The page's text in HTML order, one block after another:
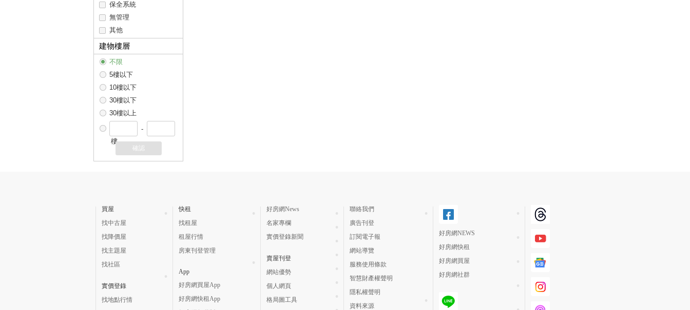
保全系統
無管理
其他
建物樓層
不限
5樓以下
10樓以下
30樓以下
30樓以上
-
樓
確認
買屋
找中古屋
找降價屋
找主題屋
找社區
實價登錄
找地點行情
快租
找租屋
租屋行情
房東刊登管理
App
好房網買屋App
好房網快租App
好房網News
名家專欄
實價登錄新聞
賣屋刊登
網站優勢
個人網頁
格局圖工具
聯絡我們
廣告刊登
訂閱電子報
網站導覽
服務使用條款
智慧財產權聲明
隱私權聲明
資料來源
好房網NEWS
好房網快租
好房網買屋
好房網社群